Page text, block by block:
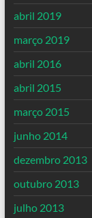
abril 2019
março 2019
abril 2016
abril 2015
março 2015
junho 2014
dezembro 2013
outubro 2013
julho 2013